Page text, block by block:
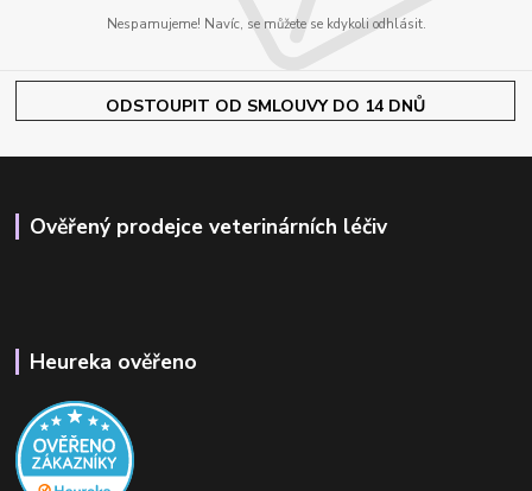
Nespamujeme! Navíc, se můžete se kdykoli odhlásit.
ODSTOUPIT OD SMLOUVY DO 14 DNŮ
Ověřený prodejce veterinárních léčiv
Heureka ověřeno